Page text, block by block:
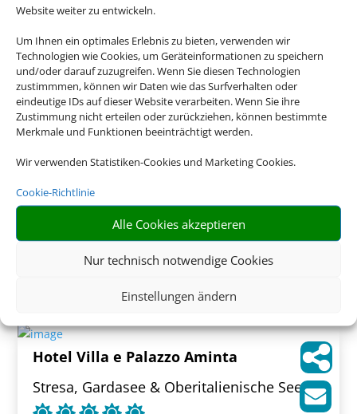
Website weiter zu entwickeln.
Um Ihnen ein optimales Erlebnis zu bieten, verwenden wir
Technologien wie Cookies, um Geräteinformationen zu speichern
und/oder darauf zuzugreifen. Wenn Sie diesen Technologien
zustimmmen, können wir Daten wie das Surfverhalten oder
eindeutige IDs auf dieser Website verarbeiten. Wenn Sie ihre
Zustimmung nicht erteilen oder zurückziehen, können bestimmte
Merkmale und Funktionen beeinträchtigt werden.
Wir verwenden Statistiken-Cookies und Marketing Cookies.
Cookie-Richtlinie
Alle Cookies akzeptieren
Nur technisch notwendige Cookies
Einstellungen ändern
ab203 €
Hotel Villa e Palazzo Aminta
Stresa, Gardasee & Oberitalienische Seen